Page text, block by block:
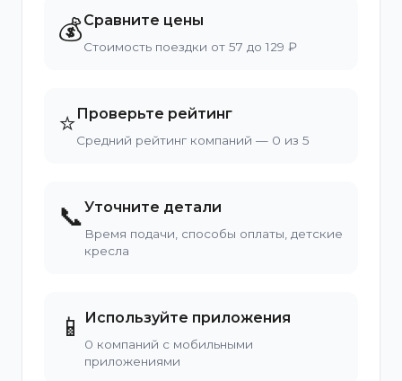
💰Сравните цены
Стоимость поездки от 57 до 129 ₽
⭐Проверьте рейтинг
Средний рейтинг компаний — 0 из 5
📞Уточните детали
Время подачи, способы оплаты, детские
кресла
📱 Используйте приложения
0 компаний с мобильными
приложениями